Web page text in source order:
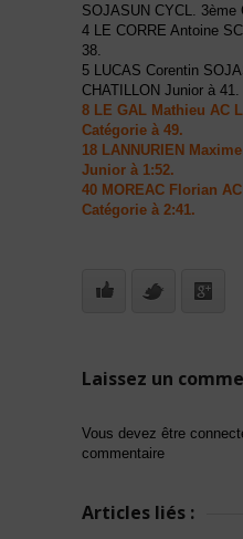
SOJASUN CYCL. 3ème
4 LE CORRE Antoine
38.
5 LUCAS Corentin
CHATILLON Junior à 41.
8 LE GAL Mathieu AC
Catégorie à 49.
18 LANNURIEN
Junior à 1:52.
40 MOREAC Florian
Catégorie à 2:41.
Laissez un
Vous devez être
commentaire
Articles liés :